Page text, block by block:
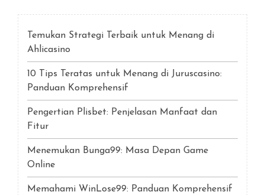
Temukan Strategi Terbaik untuk Menang di
Ahlicasino
10 Tips Teratas untuk Menang di Juruscasino:
Panduan Komprehensif
Pengertian Plisbet: Penjelasan Manfaat dan
Fitur
Menemukan Bunga99: Masa Depan Game
Online
Memahami WinLose99: Panduan Komprehensif